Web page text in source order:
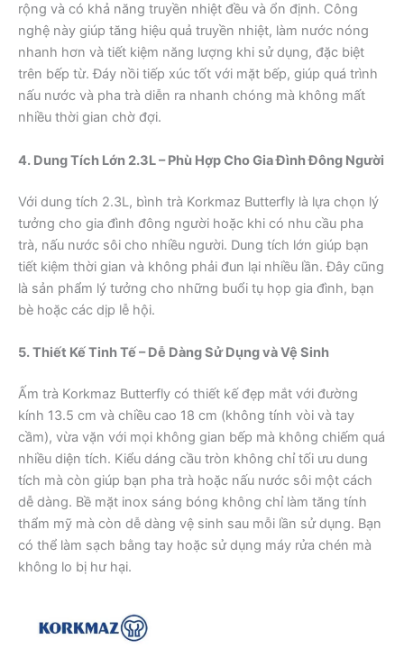
rộng và có khả năng truyền nhiệt đều và ổn định. Công
nghệ này giúp tăng hiệu quả truyền nhiệt, làm nước nóng
nhanh hơn và tiết kiệm năng lượng khi sử dụng, đặc biệt
trên bếp từ. Đáy nồi tiếp xúc tốt với mặt bếp, giúp quá trình
nấu nước và pha trà diễn ra nhanh chóng mà không mất
nhiều thời gian chờ đợi.
4. Dung Tích Lớn 2.3L – Phù Hợp Cho Gia Đình Đông Người
Với dung tích 2.3L, bình trà Korkmaz Butterfly là lựa chọn lý
tưởng cho gia đình đông người hoặc khi có nhu cầu pha
trà, nấu nước sôi cho nhiều người. Dung tích lớn giúp bạn
tiết kiệm thời gian và không phải đun lại nhiều lần. Đây cũng
là sản phẩm lý tưởng cho những buổi tụ họp gia đình, bạn
bè hoặc các dịp lễ hội.
5. Thiết Kế Tinh Tế – Dễ Dàng Sử Dụng và Vệ Sinh
Ấm trà Korkmaz Butterfly có thiết kế đẹp mắt với đường
kính 13.5 cm và chiều cao 18 cm (không tính vòi và tay
cầm), vừa vặn với mọi không gian bếp mà không chiếm quá
nhiều diện tích. Kiểu dáng cầu tròn không chỉ tối ưu dung
tích mà còn giúp bạn pha trà hoặc nấu nước sôi một cách
dễ dàng. Bề mặt inox sáng bóng không chỉ làm tăng tính
thẩm mỹ mà còn dễ dàng vệ sinh sau mỗi lần sử dụng. Bạn
có thể làm sạch bằng tay hoặc sử dụng máy rửa chén mà
không lo bị hư hại.